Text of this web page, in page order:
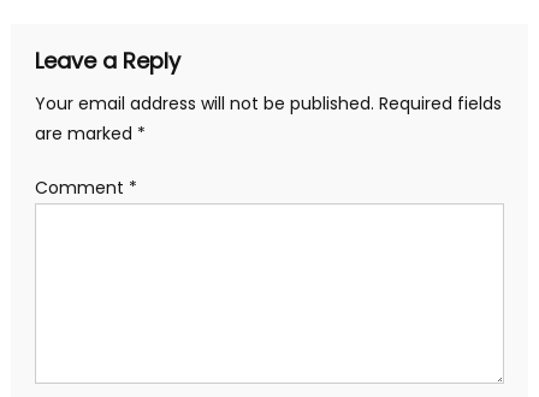
Leave a Reply
Your email address will not be published. Required fields
are marked *
Comment *